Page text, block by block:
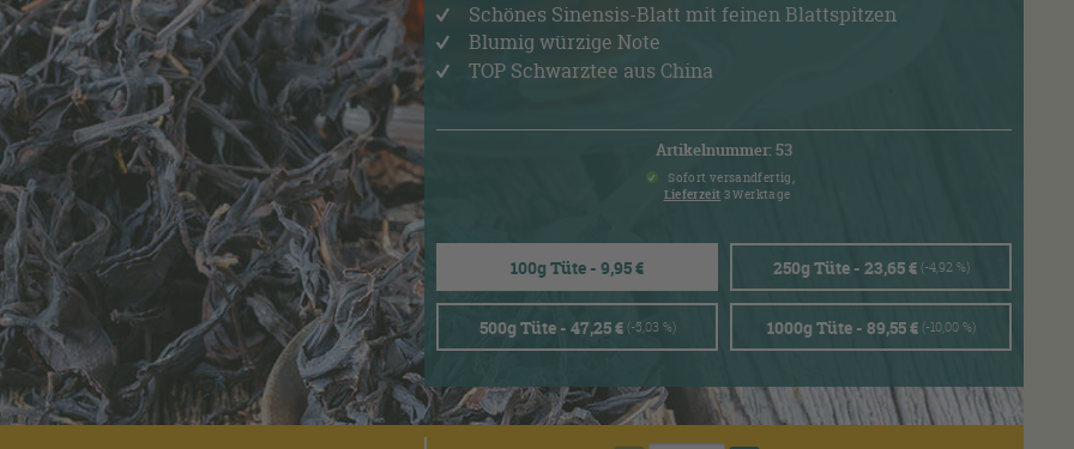
Schönes Sinensis-Blatt mit feinen Blattspitzen
Blumig würzige Note
TOP Schwarztee aus China
Artikelnummer: 53
Sofort versandfertig,
Lieferzeit 3 Werktage
100g Tüte - 9,95 € 250g Tüte - 23,65 € (-4,92 %)
500g Tüte - 47,25 € (-5,03 %) 1000g Tüte - 89,55 € (-10,00 %)